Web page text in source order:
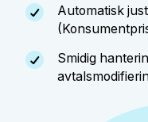
Automatisk
Smidig